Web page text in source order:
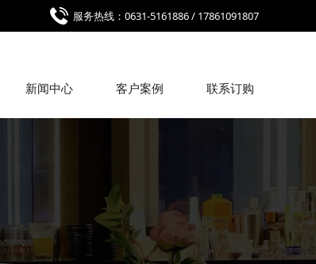
服务热线：0631-5161886 / 17861091807
新闻中心 客户案例 联系订购